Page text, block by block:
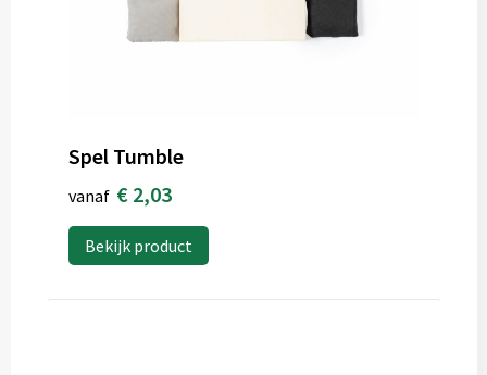
Spel Tumble
vanaf € 2,03
Bekijk product